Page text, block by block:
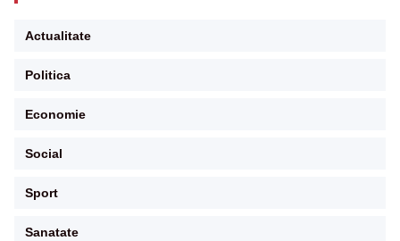
Actualitate
Politica
Economie
Social
Sport
Sanatate